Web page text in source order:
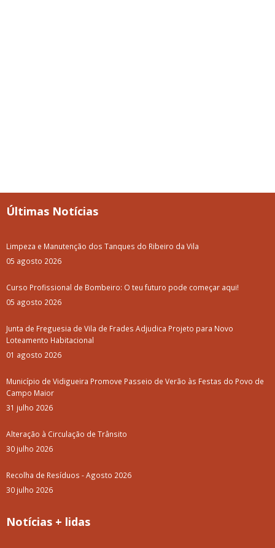
Últimas Notícias
Limpeza e Manutenção dos Tanques do Ribeiro da Vila
05 agosto 2026
Curso Profissional de Bombeiro: O teu futuro pode começar aqui!
05 agosto 2026
Junta de Freguesia de Vila de Frades Adjudica Projeto para Novo
Loteamento Habitacional
01 agosto 2026
Município de Vidigueira Promove Passeio de Verão às Festas do Povo de
Campo Maior
31 julho 2026
Alteração à Circulação de Trânsito
30 julho 2026
Recolha de Resíduos - Agosto 2026
30 julho 2026
Notícias + lidas